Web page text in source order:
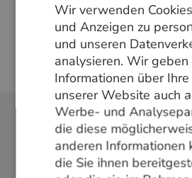
Bel ons op +31 348 820000
of
info@vandenberghardhout.nl
alleen aan bedrijven.
Folge uns:
Wir verwenden
und Anzeigen zu
und unseren
analysieren. Wir geben
Informationen über
unserer Website auch
Werbe- und
die diese
anderen Informationen
die Sie ihnen